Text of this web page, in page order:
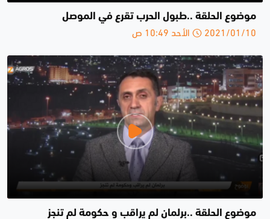
موضوع الحلقة ..طبول الحرب تقرع في الموصل
2021/01/10 الأحد 10:49 ص
موضوع الحلقة ..برلمان لم يراقب و حكومة لم تنجز